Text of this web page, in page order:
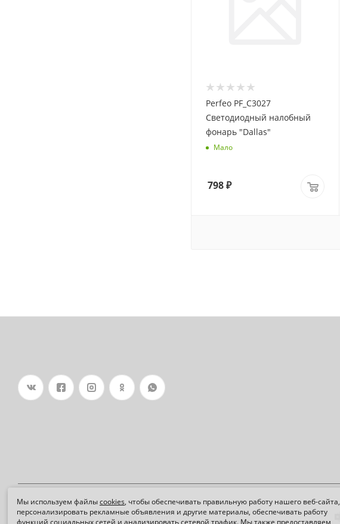
Мы используем файлыcookies, чтобы обеспечивать правильную работу нашего веб-сайта,
персонализировать рекламные объявления и другие материалы, обеспечивать работу
функций социальных сетей и анализировать сетевой трафик. Мы также предоставляем
Perfeo PF_C3027
Светодиодный налобный
фонарь "Dallas"
Мало
798₽
2026 © Интернет-магазин Comp-City.com